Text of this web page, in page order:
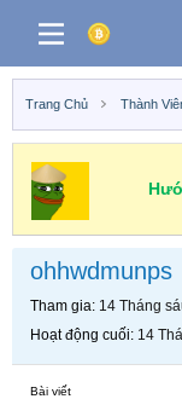
Trang Chủ Thành
ohhwdmunps
Tham gia 14 Tháng
Hoạt động cuối 14
Bài viết